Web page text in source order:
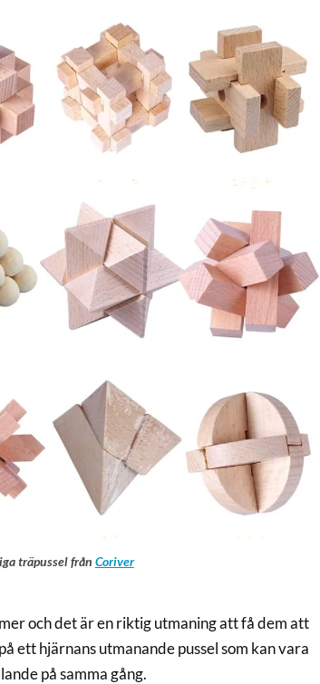
träpussel från Coriver
och det är en riktig utmaning att få dem att
ett hjärnans utmanande pussel som kan vara
på samma gång.